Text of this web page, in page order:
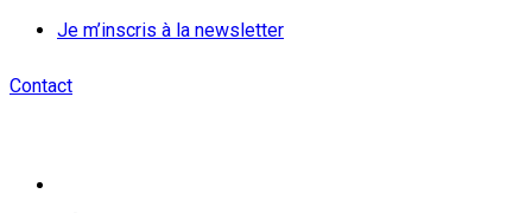
Je m’inscris à la newsletter
Contact